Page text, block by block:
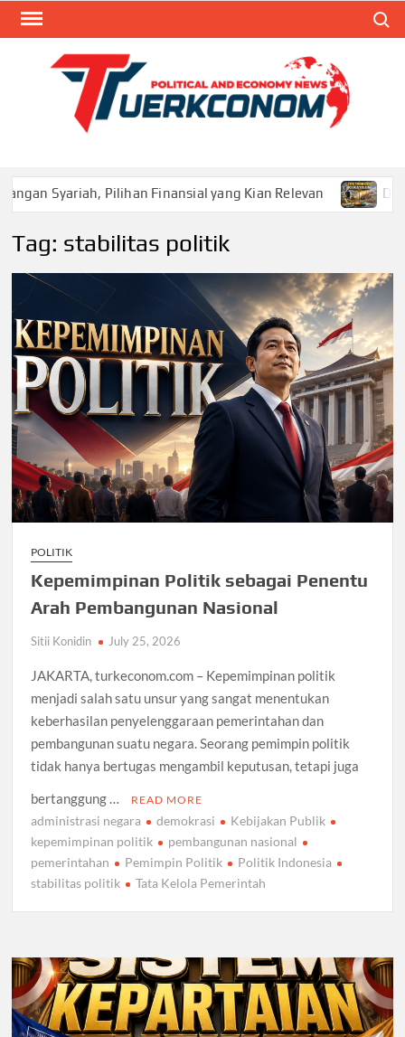
Skip
Finansial yang Kian Relevan Distribusi Kekayaan:
Tag: stabilitas politik
POLITIK
Kepemimpinan Politik sebagai Penentu
Arah Pembangunan Nasional
Sitii Konidin July 25, 2026
JAKARTA, turkeconom.com – Kepemimpinan politik
menjadi salah satu unsur yang sangat menentukan
keberhasilan penyelenggaraan pemerintahan dan
pembangunan suatu negara. Seorang pemimpin politik
tidak hanya bertugas mengambil keputusan, tetapi juga
bertanggung …
READ MORE
administrasi negara demokrasi
Kebijakan Publik
kepemimpinan politik
pembangunan nasional
pemerintahan
Pemimpin Politik
Politik Indonesia
stabilitas politik
Tata Kelola Pemerintah